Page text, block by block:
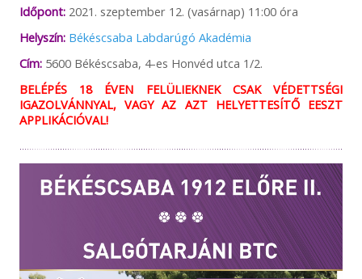
Időpont:2021. szeptember 12. (vasárnap) 11:00 óra
Helyszín: Békéscsaba Labdarúgó Akadémia
Cím:5600 Békéscsaba, 4-es Honvéd utca 1/2.
BELÉPÉS 18 ÉVEN FELÜLIEKNEK CSAK VÉDETTSÉGI
IGAZOLVÁNNYAL, VAGY AZ AZT HELYETTESÍTŐ EESZT
APPLIKÁCIÓVAL!